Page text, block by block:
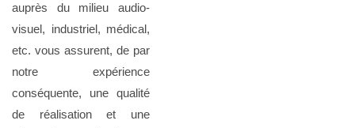
auprès du milieu audio-
visuel, industriel, médical,
etc. vous assurent, de par
notre expérience
conséquente, une qualité
de réalisation et une